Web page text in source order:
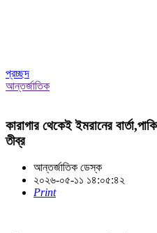
প্রচ্ছদ
আন্তর্জাতিক
কারাগার থেকেই ইমরানের
তীব্র
আন্তর্জাতিক ডেস্ক
২০২৬-০৫-১১ ১৪:০৫:৪২
Print